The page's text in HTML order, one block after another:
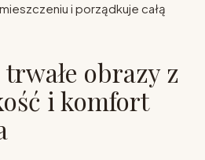
i porządkuje całą
obrazy z
i komfort